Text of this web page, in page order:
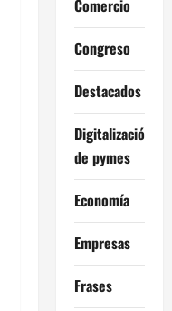
Comercio
Congreso
Destacados
Digitalización
de pymes
Economía
Empresas
Frases